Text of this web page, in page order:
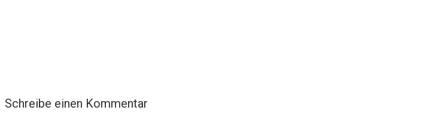
Schreibe einen Kommentar